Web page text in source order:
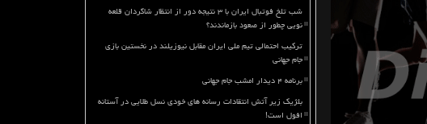
شب تلخ فوتبال ایران با ۳ نتیجه دور از انتظار شاگردان قلعه
نویی چطور از صعود بازماندند؟
ترکیب احتمالی تیم ملی ایران مقابل نیوزیلند در نخستین بازی
جام جهانی
برنامه ۴ دیدار امشب جام جهانی
بلژیک زیر آتش انتقادات رسانه های خودی نسل طلایی در آستانه
افول است!